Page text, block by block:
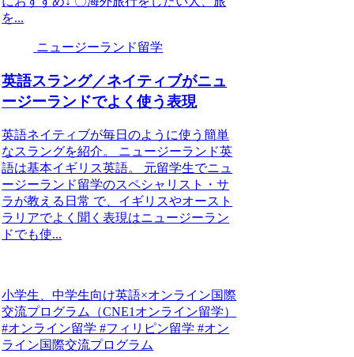
を...
ニュージーランド留学
英語スラング／ネイティブがニュ
ージーランドでよく使う表現
英語ネイティブが毎日のように使う簡単
なスラングを紹介。 ニュージーランド英
語は基本イギリス英語。 元留学生でニュ
ージーランド留学のスペシャリスト・サ
ラが教える日常 で、イギリスやオースト
ラリアでよく聞く表現はニュージーラン
ドでも使...
小学生、中学生向け英語×オンライン国際
交流プログラム（CNE1オンライン留学）
#オンライン留学 #フィリピン留学 #オン
ライン国際交流プログラム